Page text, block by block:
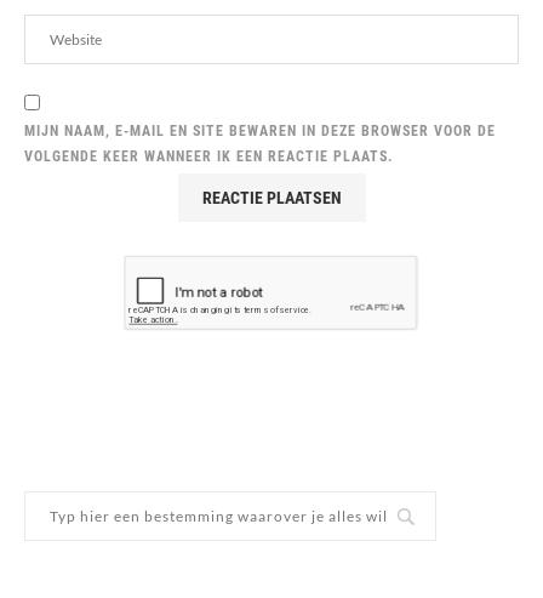
MIJN NAAM, E-MAIL EN SITE BEWAREN IN DEZE BROWSER VOOR DE
VOLGENDE KEER WANNEER IK EEN REACTIE PLAATS.